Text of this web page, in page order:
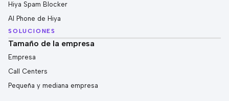
Hiya Spam Blocker
AI Phone de Hiya
SOLUCIONES
Tamaño de la empresa
Empresa
Call Centers
Pequeña y mediana empresa